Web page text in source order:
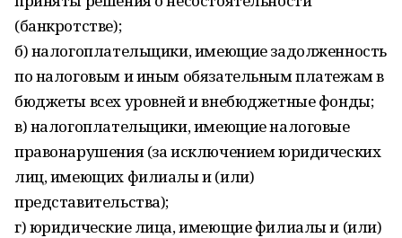
(банкротстве);
б) налогоплательщики, имеющие задолженность
по налоговым и иным обязательным платежам в
бюджеты всех уровней и внебюджетные фонды;
в) налогоплательщики, имеющие налоговые
правонарушения (за исключением юридических
лиц, имеющих филиалы и (или)
представительства);
г) юридические лица, имеющие филиалы и (или)